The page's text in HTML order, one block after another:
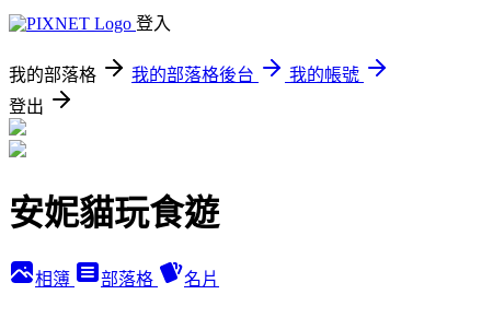
登入
我的部落格 我的部落格後台
我的帳號
登出
安妮貓玩食遊
相簿 部落格 名片